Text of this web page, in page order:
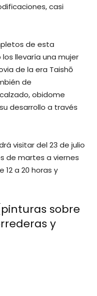
casi
de esta
llevaría una mujer
de la era Taishō
de
obidome
desarrollo a través
visitar del 23 de julio
de martes a viernes
12 a 20 horas y
sobre
y